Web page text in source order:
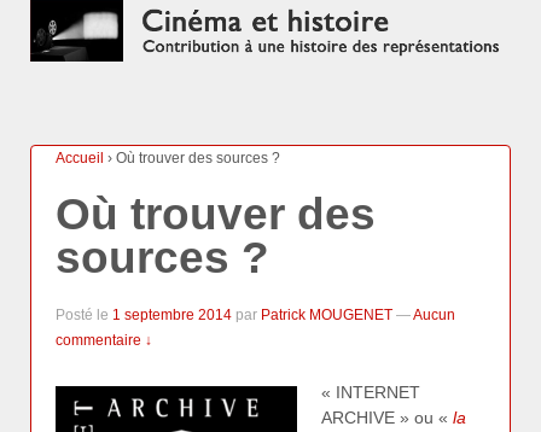
Accueil › Où trouver des sources ?
Où trouver des
sources ?
Posté le 1 septembre 2014 par Patrick MOUGENET —Aucun
commentaire ↓
« INTERNET
ARCHIVE » ou « la